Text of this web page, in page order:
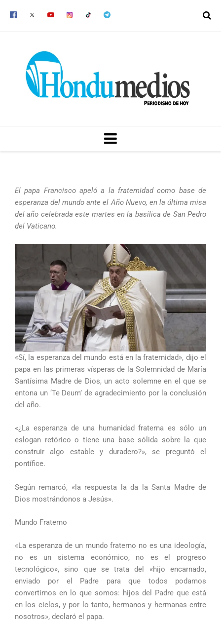
MENU
El papa Francisco apeló a la fraternidad como base de
esperanza del mundo ante el Año Nuevo, en la última misa
del año celebrada este martes en la basílica de San Pedro
del Vaticano.
«Sí, la esperanza del mundo está en la fraternidad», dijo el
papa en las primeras vísperas de la Solemnidad de María
Santísima Madre de Dios, un acto solemne en el que se
entona un ‘Te Deum’ de agradecimiento por la conclusión
del año.
«¿La esperanza de una humanidad fraterna es sólo un
eslogan retórico o tiene una base sólida sobre la que
construir algo estable y duradero?», se preguntó el
pontífice.
Según remarcó, «la respuesta la da la Santa Madre de
Dios mostrándonos a Jesús».
Mundo Fraterno
«La esperanza de un mundo fraterno no es una ideología,
no es un sistema económico, no es el progreso
tecnológico», sino que se trata del «hijo encarnado,
enviado por el Padre para que todos podamos
convertirnos en lo que somos: hijos del Padre que está
en los cielos, y por lo tanto, hermanos y hermanas entre
nosotros», declaró el papa.